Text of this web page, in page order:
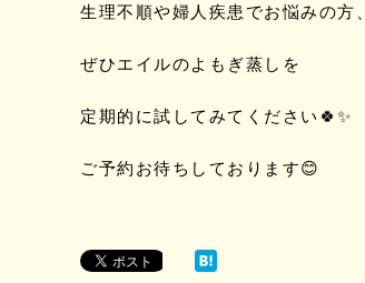
生理不順や婦人疾患でお悩みの方、
ぜひエイルのよもぎ蒸しを
定期的に試してみてください🍀✨
ご予約お待ちしております😊